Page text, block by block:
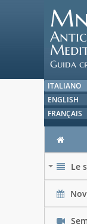
Guida
ITALIANO
ENGLISH
FRANÇAIS
Le